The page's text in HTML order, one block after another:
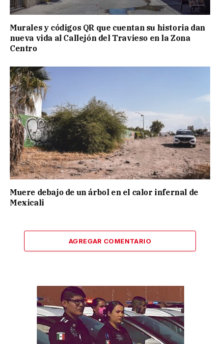
Murales y códigos QR que cuentan su historia dan
nueva vida al Callejón del Travieso en la Zona
Centro
Muere debajo de un árbol en el calor infernal de
Mexicali
AGREGAR COMENTARIO